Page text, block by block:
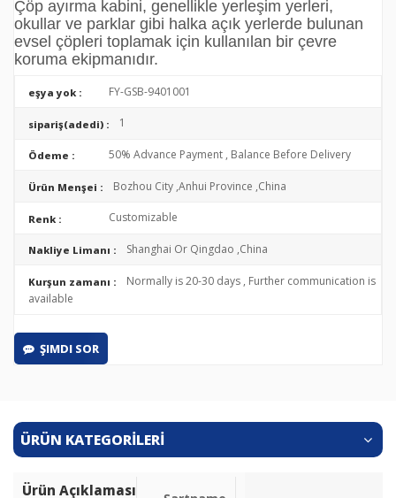
Çöp ayırma kabini, genellikle yerleşim yerleri,
okullar ve parklar gibi halka açık yerlerde bulunan
evsel çöpleri toplamak için kullanılan bir çevre
koruma ekipmanıdır.
eşya yok : FY-GSB-9401001
sipariş(adedi) : 1
Ödeme : 50% Advance Payment , Balance Before Delivery
Ürün Menşei : Bozhou City ,Anhui Province ,China
Renk : Customizable
Nakliye Limanı : Shanghai Or Qingdao ,China
Kurşun zamanı :
Normally is 20-30 days , Further communication is
available
ŞIMDI SOR
ÜRÜN KATEGORİLERİ
Ürün Açıklaması